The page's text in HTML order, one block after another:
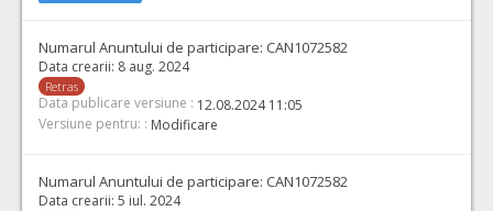
Numarul Anuntului de participare: CAN1072582
Data crearii: 8 aug. 2024
Retras
Data publicare versiune : 12.08.2024 11:05
Versiune pentru: : Modificare
Numarul Anuntului de participare: CAN1072582
Data crearii: 5 iul. 2024